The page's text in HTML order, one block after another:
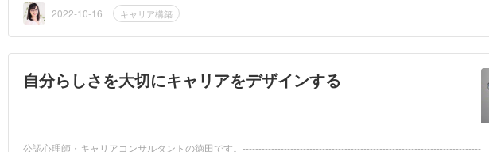
2022-10-16
キャリア構築
自分らしさを大切にキャリアをデザインする
公認心理師・キャリアコンサルタントの徳田です。---------------------------------------------------------------------------